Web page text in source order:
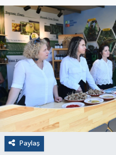
Paylaş
Resmi İlanlar
Sağlık